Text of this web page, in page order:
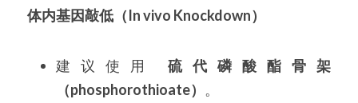
体内基因敲低（In vivo Knockdown）
建议使用 硫代磷酸酯骨架
（phosphorothioate） 。